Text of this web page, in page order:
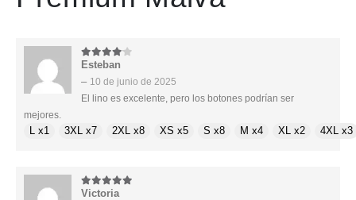
4de 5
Esteban
– 10 de junio de 2025
El lino es excelente, pero los botones podrían ser
mejores.
L x1 3XL x7 2XL x8 XS x5 S x8 M x4 XL x2 4XL x3
5de 5
Victoria